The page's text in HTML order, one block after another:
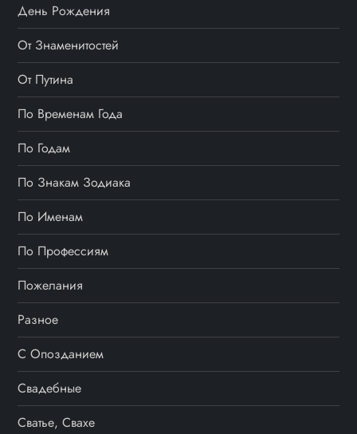
п
о
з
а
п
и
с
я
м
День Рождения
От Знаменитостей
От Путина
По Временам Года
По Годам
По Знакам Зодиака
По Именам
По Профессиям
Пожелания
Разное
С Опозданием
Свадебные
Сватье, Свахе